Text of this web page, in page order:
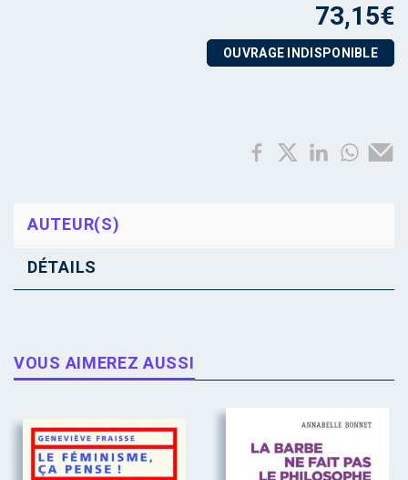
73,15€
OUVRAGE INDISPONIBLE
AUTEUR(S)
DÉTAILS
VOUS AIMEREZ AUSSI